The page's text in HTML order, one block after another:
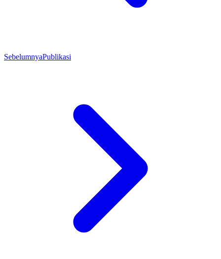
SebelumnyaPublikasi